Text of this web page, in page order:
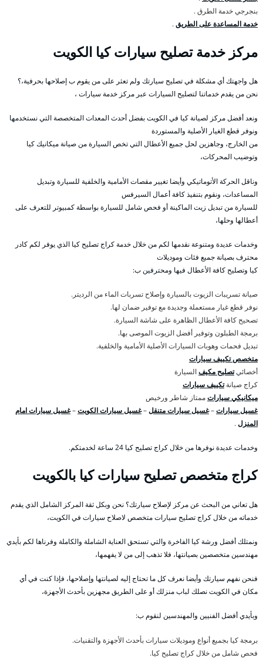
بنجرجي خدمة الطرق .
خدمة المساعدة على الطريق.
مركز خدمة تصليح سيارات كيا الكويت
هل واجهتك أي مشكلة في تصليح سيارتك ولم تعثر على من يقوم ب إصلاحها بحرفية،؟
نحن من يقدم خدماتنا لتصليح السيارات عبر مركز خدمة سيارات ،
ونعد أفضل مركز لصيانة كيا في الكويت بفضل أحدث المعدات المتخصصة التي نستخدمها
ونوفر قطع الغيار الأصلية والمستوردة
من الخارج، وجاهزين لحل جميع الأعطال التي تخص السيارة من صيانة ميكانيك كيا
وتوضيب المحركات،
وناقل الحركة الأتوماتيكي وأيضا تغيير مقصات الأمامية والخلفية للسيارة وتبديل
المساعدات، ونقوم بتنفيذ كافة أعمال السيرفس
للسيارة من تبديل زيت الماكينة أو فحص شامل للسيارة بواسطة كمبيوتر للتعرف على
أعطالها وحلها،
وخدمات عديدة ومتنوعة نقدمها لكم من خلال خدمة كراج تصليح كيا الذي يوفر لكم كادر
محترف بصيانة جميع فئات وموديلات
كيا وتصليح كافة الأعطال فيها ومحترفين ب:
صيانة تسريبات الزيوت بالسيارة وإصلاح تسربات الماء من الرديتر.
نوفر قطع غيار مستعملة وجديدة مع توفير ضمان لها.
تصحيح كافة الأعطال الظاهرة على شاشة السيارة.
برمجة الطبلون وتوفير أفضل الزيوت الموصى بها.
تبديل فحمات وهوبات السيارات الأصلية الأمامية والخلفية.
متخصص تكييف سيارات
أخصائيتصليح مكيفالسيارة
كراج صيانةتكييف سيارات
ميكانيكي سياراتممتاز شاطر ورخيص
غسيل سيارات–غسيل سيارات متنقل–غسيل سيارات الكويت–غسيل سيارات امام
المنزل.
وخدمات عديدة نوفرها من خلال كراج تصليح كيا 24 ساعة لخدمتكم.
كراج متخصص تصليح سيارات كيا بالكويت
هل تعاني من البحث عن مركز لإصلاح سيارتك؟ نحن وبكل ثقة المركز الشامل الذي يقدم
خدماته من خلال كراج تصليح سيارات متخصص لاصلاح سيارات في الكويت،
ونمتلك أفضل ورشة كيا الفاخرة والتي تستحق العناية الشاملة والكاملة وفرناها لكم بأيدي
مهندسين متخصصين بصيانتها، فلا تذهب إلى من لا يفهمها،
فنحن نفهم سيارتك وأيضا نعرف كل ما تحتاج إليه لصيانتها وإصلاحها، فإذا كنت في أي
مكان في الكويت نصلك لباب منزلك أو على الطريق مجهزين بأحدث الأجهزة،
وبأيدي أفضل الفنيين والمهندسين لنقوم ب:
برمجة كيا بجميع أنواع وموديلات سيارات بأحدث الأجهزة والتقنيات.
فحص شامل من خلال كراج تصليح كيا.